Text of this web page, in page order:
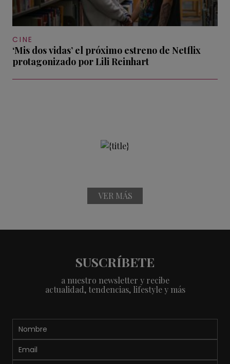
CINE
‘Mis dos vidas’ el próximo estreno de Netflix
protagonizado por Lili Reinhart
VER MÁS
SUSCRÍBETE
a nuestro newsletter y recibe
actualidad, tendencias, lifestyle y más